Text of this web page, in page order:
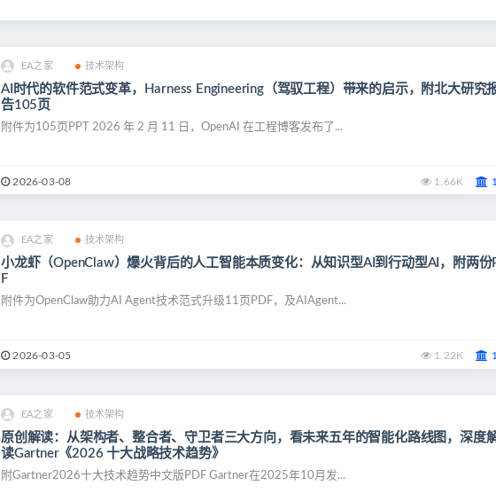
EA之家 技术架构
AI时代的软件范式变革，Harness Engineering（驾驭工程）带来的启示，附北大研究
告105页
附件为105页PPT 2026 年 2 月 11 日，OpenAI 在工程博客发布了...
2026-03-08 1.66K
EA之家 技术架构
小龙虾（OpenClaw）爆火背后的人工智能本质变化：从知识型AI到行动型AI，附两份
F
附件为OpenClaw助力AI Agent技术范式升级11页PDF，及AIAgent...
2026-03-05 1.22K
EA之家 技术架构
原创解读：从架构者、整合者、守卫者三大方向，看未来五年的智能化路线图，深度
读Gartner《2026 十大战略技术趋势》
附Gartner2026十大技术趋势中文版PDF Gartner在2025年10月发...